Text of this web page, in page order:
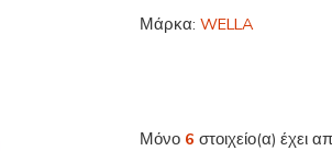
Μάρκα: WELLA
Μόνο 6 στοιχείο(α) έχει